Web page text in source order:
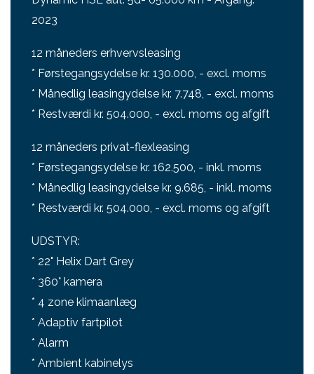
2023
12 måneders erhvervsleasing
* Førstegangsydelse kr. 130.000, - excl. moms
* Månedlig leasingydelse kr. 7.748, - excl. moms
* Restværdi kr. 504.000, - excl. moms og afgift
12 måneders privat-flexleasing
* Førstegangsydelse kr. 162.500, - inkl. moms
* Månedlig leasingydelse kr. 9.685, - inkl. moms
* Restværdi kr. 504.000, - excl. moms og afgift
UDSTYR:
* 22" Helix Dart Grey
* 360° kamera
* 4 zone klimaanlæg
* Adaptiv fartpilot
* Alarm
* Ambient kabinelys